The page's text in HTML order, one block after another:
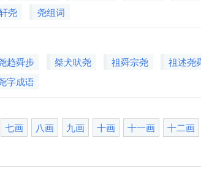
尧 尧组词
趋舜步 桀犬吠尧 祖舜宗尧
祖述尧
字成语
七画 八画 九画 十画 十一画
十二画